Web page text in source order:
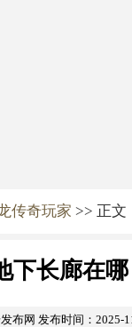
传奇玩家 >> 正文
下长廊在哪
布网 发布时间：2025-